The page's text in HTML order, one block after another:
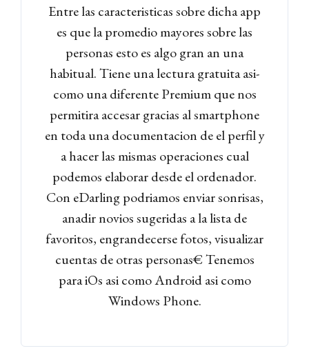
Entre las caracteristicas sobre dicha app
es que la promedio mayores sobre las
personas esto es algo gran an una
habitual. Tiene una lectura gratuita asi­
como una diferente Premium que nos
permitira accesar gracias al smartphone
en toda una documentacion de el perfil y
a hacer las mismas operaciones cual
podemos elaborar desde el ordenador.
Con eDarling podriamos enviar sonrisas,
anadir novios sugeridas a la lista de
favoritos, engrandecerse fotos, visualizar
cuentas de otras personas€ Tenemos
para iOs asi­ como Android asi­ como
Windows Phone.